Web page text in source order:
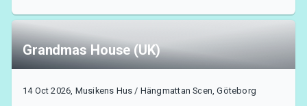
Grandmas House (UK)
14 Oct 2026, Musikens Hus / Hängmattan Scen, Göteborg